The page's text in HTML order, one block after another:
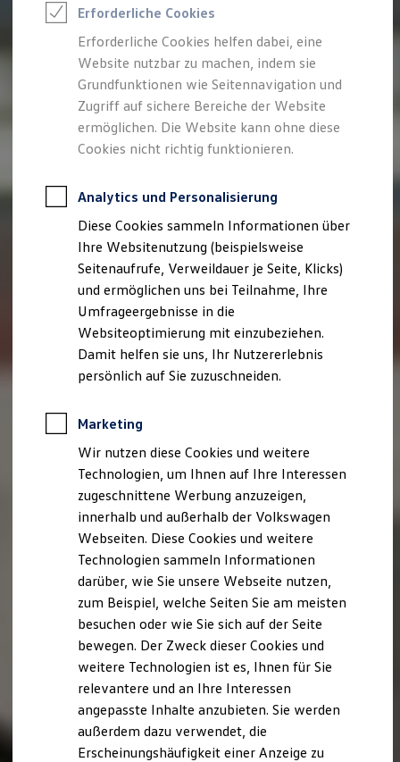
Elektroauto Leasing
Kleinwagen-Leasing
Leasing ohne Anzahlung
Finanzierung
Autokredit mit Schlussrate
Versicherungen und Garantien
Kfz-Versicherung
Restschuldversicherungen
Garantien
Professional Class bei Volkswagen
Behörden
Direktkunden
Sonderfahrzeuge
Anpfiff zum Gewinn
Elektromobilität
Elektroautos
ID. Tutorials
Elektrofahrzeugkonzepte
ID. EVERY1
Reichweite
Rekuperation
Laden unterwegs
Laden Zuhause
Ladestationen finden
Ladezeitensimulator
Batterie
Sicherheit
Nachhaltigkeit
Technologie
Kosten und Kauf
Verbrauchskosten
Kaufoptionen
E-Auto-Förderung
Software und Konnektivität
Die ID. Software 6
ID. Software Versionen und Updates
Digitale Extras
Schnittstellen zu Ihrem ID.
Marke und Erlebnis
Erforderliche Cookies
Erforderliche Cookies helfen dabei, eine
Website nutzbar zu machen, indem sie
Grundfunktionen wie Seitennavigation und
Zugriff auf sichere Bereiche der Website
ermöglichen. Die Website kann ohne diese
Cookies nicht richtig funktionieren.
Analytics und Personalisierung
Diese Cookies sammeln Informationen über
Ihre Websitenutzung (beispielsweise
Seitenaufrufe, Verweildauer je Seite, Klicks)
und ermöglichen uns bei Teilnahme, Ihre
Umfrageergebnisse in die
Websiteoptimierung mit einzubeziehen.
Damit helfen sie uns, Ihr Nutzererlebnis
persönlich auf Sie zuzuschneiden.
Marketing
Wir nutzen diese Cookies und weitere
Technologien, um Ihnen auf Ihre Interessen
zugeschnittene Werbung anzuzeigen,
innerhalb und außerhalb der Volkswagen
Webseiten. Diese Cookies und weitere
Technologien sammeln Informationen
darüber, wie Sie unsere Webseite nutzen,
zum Beispiel, welche Seiten Sie am meisten
besuchen oder wie Sie sich auf der Seite
bewegen. Der Zweck dieser Cookies und
weitere Technologien ist es, Ihnen für Sie
relevantere und an Ihre Interessen
angepasste Inhalte anzubieten. Sie werden
außerdem dazu verwendet, die
Erscheinungshäufigkeit einer Anzeige zu